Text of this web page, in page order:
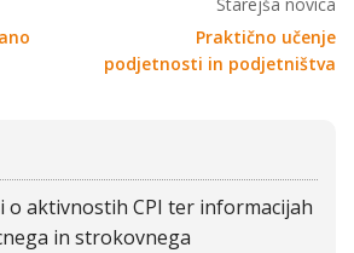
Praktično učenje
podjetnosti in podjetništva
o aktivnostih CPI ter informacijah
in strokovnega